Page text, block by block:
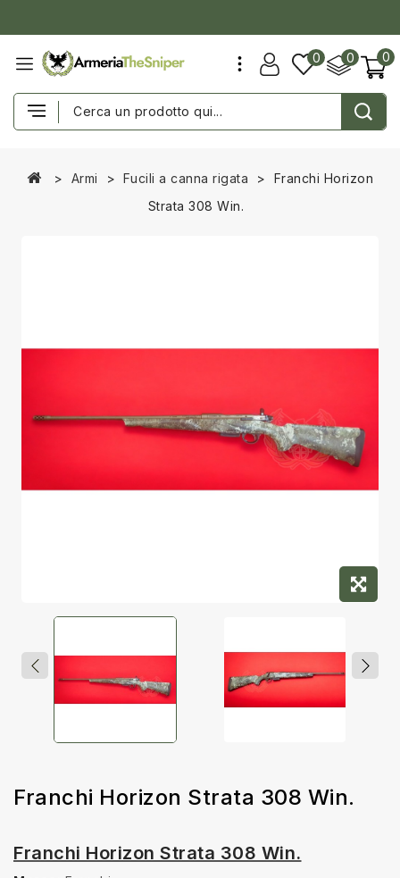
0
0
0
Armi Fucili a canna rigata
Franchi Horizon
Strata 308 Win.
Franchi Horizon Strata 308 Win.
Franchi Horizon Strata 308 Win.